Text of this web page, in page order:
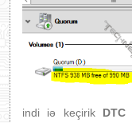
indi iə keçirik DTC